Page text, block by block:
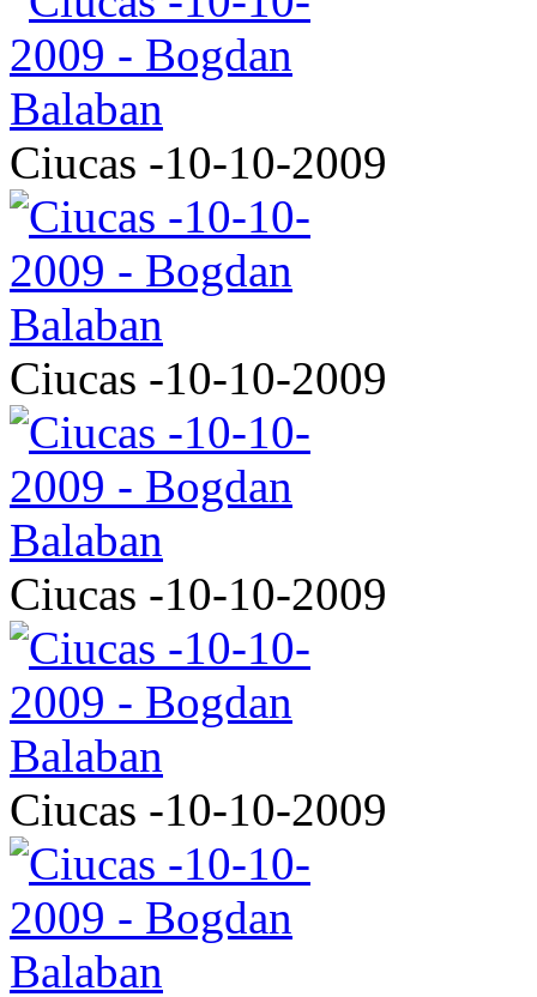
Ciucas -10-10-2009
Ciucas -10-10-2009
Ciucas -10-10-2009
Ciucas -10-10-2009